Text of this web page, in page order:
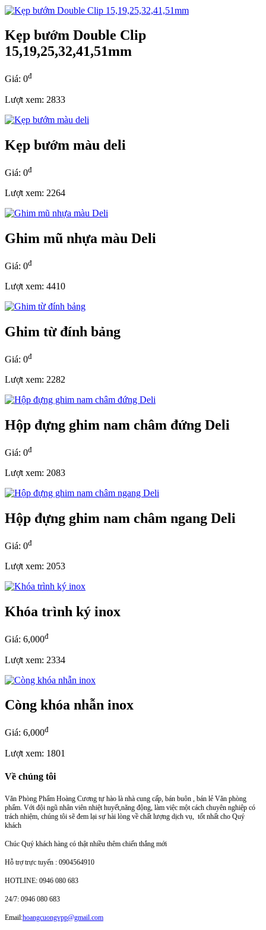
Kẹp bướm Double Clip
15,19,25,32,41,51mm
Giá: 0đ
Lượt xem: 2833
Kẹp bướm màu deli
Giá: 0đ
Lượt xem: 2264
Ghim mũ nhựa màu Deli
Giá: 0đ
Lượt xem: 4410
Ghim từ đính bảng
Giá: 0đ
Lượt xem: 2282
Hộp đựng ghim nam châm đứng Deli
Giá: 0đ
Lượt xem: 2083
Hộp đựng ghim nam châm ngang Deli
Giá: 0đ
Lượt xem: 2053
Khóa trình ký inox
Giá: 6,000đ
Lượt xem: 2334
Còng khóa nhẫn inox
Giá: 6,000đ
Lượt xem: 1801
Về chúng tôi
Văn Phòng Phẩm Hoàng Cương tự hào là nhà cung cấp, bán buôn , bán lẻ Văn phòng
phẩm. Với đội ngũ nhân viên nhiệt huyết,năng động, làm việc một cách chuyên nghiệp có
trách nhiệm, chúng tôi sẽ đem lại sự hài lòng về chất lượng dịch vụ, tốt nhất cho Quý
khách
Chúc Quý khách hàng có thật nhiều thêm chiến thắng mới
Hỗ trợ trực tuyến : 0904564910
HOTLINE: 0946 080 683
24/7: 0946 080 683
Email:hoangcuongvpp@gmail.com